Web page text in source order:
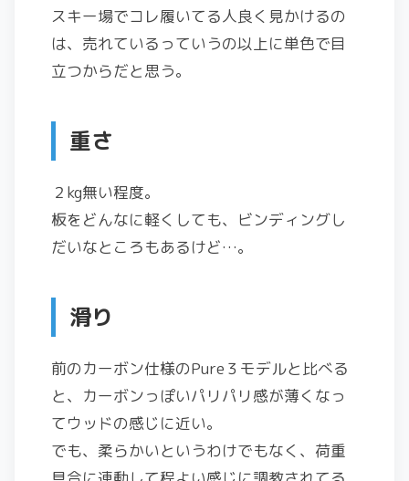
スキー場でコレ履いてる人良く見かけるの
は、売れているっていうの以上に単色で目
立つからだと思う。
重さ
２kg無い程度。
板をどんなに軽くしても、ビンディングし
だいなところもあるけど…。
滑り
前のカーボン仕様のPure３モデルと比べる
と、カーボンっぽいパリパリ感が薄くなっ
てウッドの感じに近い。
でも、柔らかいというわけでもなく、荷重